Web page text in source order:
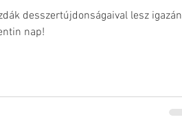
desszertújdonságaival lesz igazán
nap!